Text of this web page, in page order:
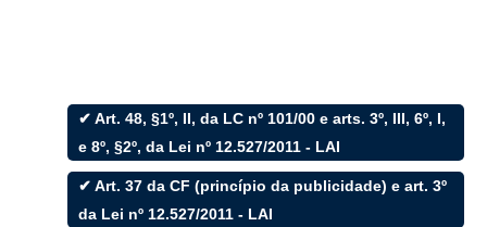
Filtrar por todos
Acesso à Informação
Cidadão
Empresas
Fotos
✔ Art. 48, §1º, II, da LC nº 101/00 e arts. 3º, III, 6º, I,
e 8º, §2º, da Lei nº 12.527/2011 - LAI
✔ Art. 37 da CF (princípio da publicidade) e art. 3º
da Lei nº 12.527/2011 - LAI